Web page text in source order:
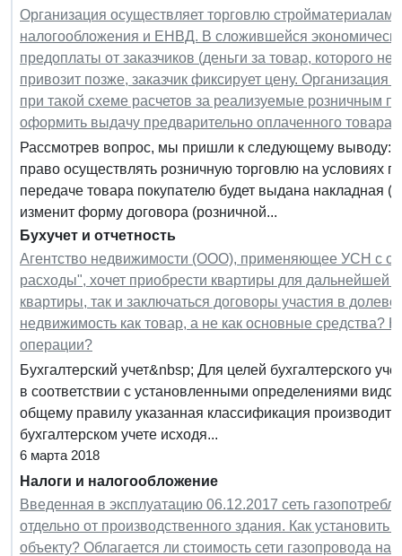
Организация осуществляет торговлю
налогообложения и ЕНВД. В сложившейся
предоплаты от заказчиков (деньги за товар, которого
привозит позже, заказчик фиксирует цену.
при такой схеме расчетов за реализуемые розничным
оформить выдачу предварительно оплаченного товара?
Рассмотрев вопрос, мы пришли к следующему
право осуществлять розничную торговлю на условиях
передаче товара покупателю будет выдана накладная
изменит форму договора (розничной...
Бухучет и отчетность
Агентство недвижимости (ООО), применяющее УСН с
расходы", хочет приобрести квартиры для дальнейшей
квартиры, так и заключаться договоры участия в
недвижимость как товар, а не как основные средства?
операции?
Бухгалтерский учет&nbsp; Для целей бухгалтерского
в соответствии с установленными определениями
общему правилу указанная классификация
бухгалтерском учете исходя...
6 марта 2018
Налоги и налогообложение
Введенная в эксплуатацию 06.12.2017 сеть
отдельно от производственного здания. Как
объекту? Облагается ли стоимость сети газопровода